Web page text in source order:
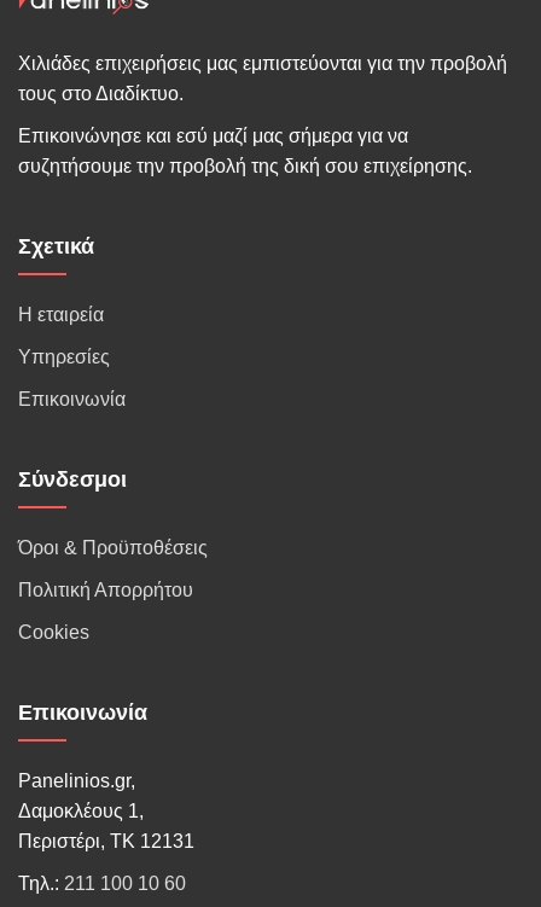
Χιλιάδες επιχειρήσεις μας εμπιστεύονται για την προβολή
τους στο Διαδίκτυο.
Επικοινώνησε και εσύ μαζί μας σήμερα για να
συζητήσουμε την προβολή της δική σου επιχείρησης.
Σχετικά
Η εταιρεία
Υπηρεσίες
Επικοινωνία
Σύνδεσμοι
Όροι & Προϋποθέσεις
Πολιτική Απορρήτου
Cookies
Επικοινωνία
Panelinios.gr,
Δαμοκλέους 1,
Περιστέρι, ΤΚ 12131
Τηλ.: 211 100 10 60